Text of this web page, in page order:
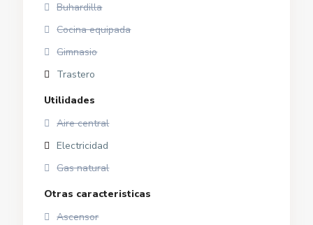
Buhardilla
Cocina equipada
Gimnasio
Trastero
Utilidades
Aire central
Electricidad
Gas natural
Otras caracteristicas
Ascensor